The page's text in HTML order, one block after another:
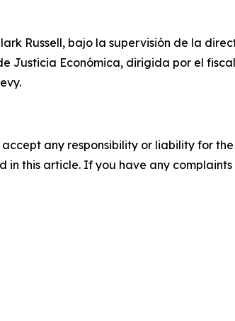
Russell, bajo la supervisión de la
Justicia Económica, dirigida por el
any responsibility or liability for
this article. If you have any complaints